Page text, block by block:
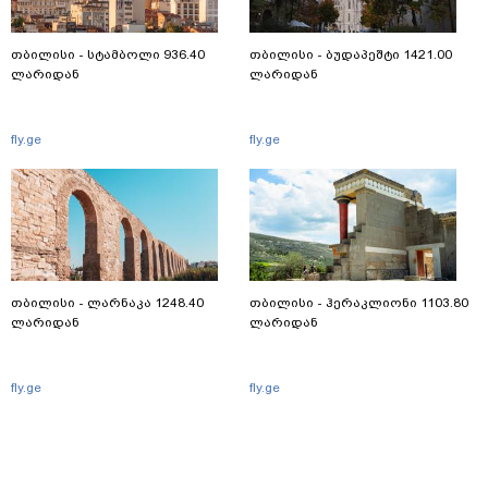
თბილისი - სტამბოლი 936.40
ლარიდან
fly.ge
თბილისი - ლარნაკა 1248.40
ლარიდან
fly.ge
თბილისი - ბუდაპეშტი 1421.00
ლარიდან
fly.ge
თბილისი - ჰერაკლიონი 1103.80
ლარიდან
fly.ge